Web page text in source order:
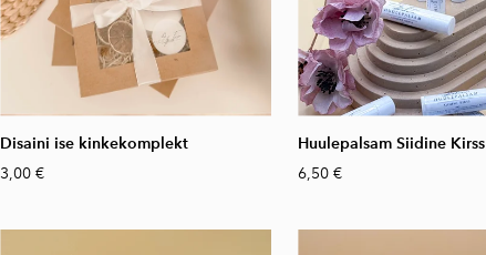
Disaini ise kinkekomplekt
3,00 €
Huulepalsam Siidine Kirss
6,50 €